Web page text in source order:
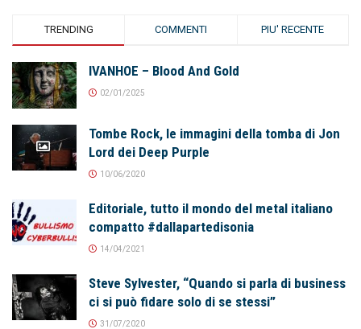
TRENDING COMMENTI PIU' RECENTE
IVANHOE – Blood And Gold
02/01/2025
Tombe Rock, le immagini della tomba di Jon
Lord dei Deep Purple
10/06/2020
Editoriale, tutto il mondo del metal italiano
compatto #dallapartedisonia
14/04/2021
Steve Sylvester, “Quando si parla di business
ci si può fidare solo di se stessi”
31/07/2020